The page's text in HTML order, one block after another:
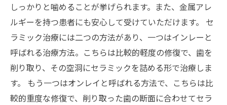
しっかりと噛めることが挙げられます。また、金属アレ
ルギーを持つ患者にも安心して受けていただけます。 セ
ラミック治療には二つの方法があり、一つはインレーと
呼ばれる治療方法。こちらは比較的軽度の修復で、歯を
削り取り、その空洞にセラミックを詰める形で治療しま
す。 もう一つはオンレイと呼ばれる方法で、こちらは比
較的重度な修復で、削り取った歯の断面に合わせてセラ